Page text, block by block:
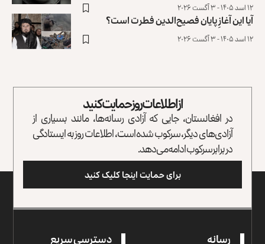
۱۲ اسد ۱۴۰۵ - ۳ آگست ۲۰۲۶
آیا این آغازِ پایان فصیح‌الدین فطرت است؟
۱۲ اسد ۱۴۰۵ - ۳ آگست ۲۰۲۶
از اطلاعات روز حمایت کنید
در افغانستان، جایی که آزادی رسانه‌ها، مانند بسیاری از
آزادی‌های دیگر، سرکوب شده است، اطلاعات روز به ایستادگی
در برابر سرکوب ادامه می‌دهد.
برای حمایت اینجا کلیک کنید
رسانه دسترسی سریع